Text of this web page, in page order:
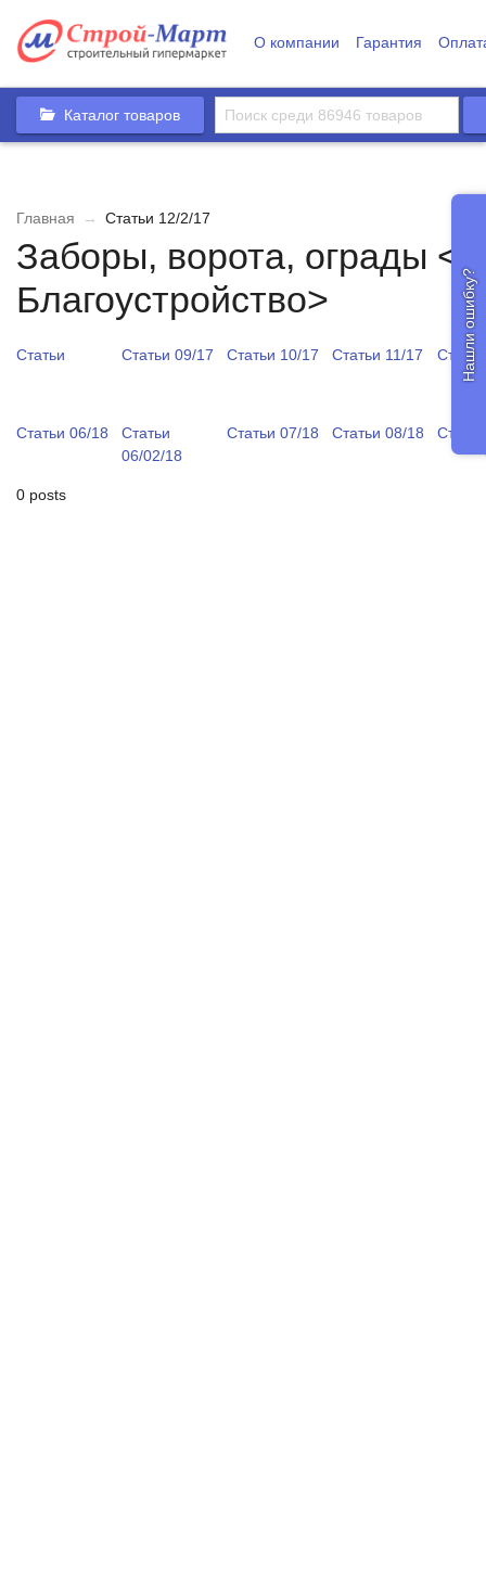
О компании Гарантия
Каталог товаров
Главная → Статьи 12/2/17
Заборы, ворота, ограды
Благоустройство>
Статьи Статьи 09/17 Статьи 10/17 Статьи 11/17
Статьи 06/18
Статьи
06/02/18
Статьи 07/18 Статьи 08/18
0 posts
Нашли ошибку?